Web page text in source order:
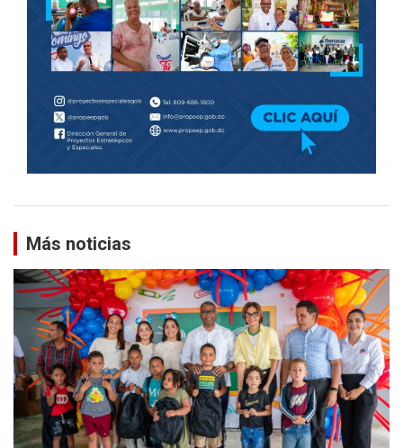
Más noticias